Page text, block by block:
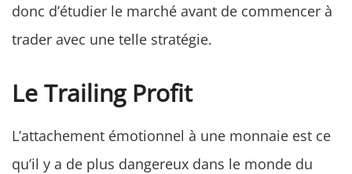
donc d’étudier le marché avant de commencer à
trader avec une telle stratégie.
Le Trailing Profit
L’attachement émotionnel à une monnaie est ce
qu’il y a de plus dangereux dans le monde du